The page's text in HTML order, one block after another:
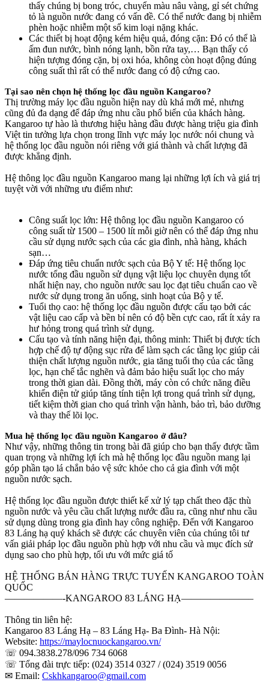
thấy chúng bị bong tróc, chuyển màu nâu vàng, gỉ sét chứng
tỏ là nguồn nước đang có vấn đề. Có thể nước đang bị nhiễm
phèn hoặc nhiễm một số kim loại nặng khác.
Các thiết bị hoạt động kém hiệu quả, đóng cặn: Đó có thể là
ấm đun nước, bình nóng lạnh, bồn rửa tay,… Bạn thấy có
hiện tượng đóng cặn, bị oxi hóa, không còn hoạt động đúng
công suất thì rất có thể nước đang có độ cứng cao.
Tại sao nên chọn hệ thống lọc đầu nguồn Kangaroo?
Thị trường máy lọc đầu nguồn hiện nay dù khá mới mẻ, nhưng
cũng đủ đa dạng để đáp ứng nhu cầu phổ biến của khách hàng.
Kangaroo tự hào là thương hiệu hàng đầu được hàng triệu gia đình
Việt tin tưởng lựa chọn trong lĩnh vực máy lọc nước nói chung và
hệ thống lọc đầu nguồn nói riêng với giá thành và chất lượng đã
được khẳng định.
Hệ thông lọc đầu nguồn Kangaroo mang lại những lợi ích và giá trị
tuyệt vời với những ưu điểm như:
Công suất lọc lớn: Hệ thông lọc đầu nguồn Kangaroo có
công suất từ 1500 – 1500 lít mỗi giờ nên có thể đáp ứng nhu
cầu sử dụng nước sạch của các gia đình, nhà hàng, khách
sạn…
Đáp ứng tiêu chuẩn nước sạch của Bộ Y tế: Hệ thống lọc
nước tổng đầu nguồn sử dụng vật liệu lọc chuyên dụng tốt
nhất hiện nay, cho nguồn nước sau lọc đạt tiêu chuẩn cao về
nước sử dụng trong ăn uống, sinh hoạt của Bộ y tế.
Tuổi thọ cao: hệ thống lọc đầu nguồn được cấu tạo bởi các
vật liệu cao cấp và bền bỉ nên có độ bền cực cao, rất ít xảy ra
hư hỏng trong quá trình sử dụng.
Cấu tạo và tính năng hiện đại, thông minh: Thiết bị được tích
hợp chế độ tự động sục rửa để làm sạch các tầng lọc giúp cải
thiện chất lượng nguồn nước, gia tăng tuổi thọ của các tầng
lọc, hạn chế tắc nghẽn và đảm bảo hiệu suất lọc cho máy
trong thời gian dài. Đồng thời, máy còn có chức năng điều
khiển điện tử giúp tăng tính tiện lợi trong quá trình sử dụng,
tiết kiệm thời gian cho quá trình vận hành, bảo trì, bảo dưỡng
và thay thế lõi lọc.
Mua hệ thống lọc đầu nguồn Kangaroo ở đâu?
Như vậy, những thông tin trong bài đã giúp cho bạn thấy được tầm
quan trọng và những lợi ích mà hệ thống lọc đầu nguồn mang lại
góp phần tạo lá chắn bảo vệ sức khỏe cho cả gia đình với một
nguồn nước sạch.
Hệ thống lọc đầu nguồn được thiết kế xử lý tạp chất theo đặc thù
nguồn nước và yêu cầu chất lượng nước đầu ra, cũng như nhu cầu
sử dụng dùng trong gia đình hay công nghiệp. Đến với Kangaroo
83 Láng hạ quý khách sẽ được các chuyên viên của chúng tôi tư
vấn giải pháp lọc đầu nguồn phù hợp với nhu cầu và mục đích sử
dụng sao cho phù hợp, tối ưu với mức giá tố
HỆ THỐNG BÁN HÀNG TRỰC TUYẾN KANGAROO TOÀN
QUỐC
——————-KANGAROO 83 LÁNG HẠ———————–
Thông tin liên hệ:
Kangaroo 83 Láng Hạ – 83 Láng Hạ- Ba Đình- Hà Nội:
Website: https://maylocnuockangaroo.vn/
☏ 094.3838.278/096 734 6068
☏ Tổng đài trực tiếp: (024) 3514 0327 / (024) 3519 0056
✉ Email: Cskhkangaroo@gmail.com